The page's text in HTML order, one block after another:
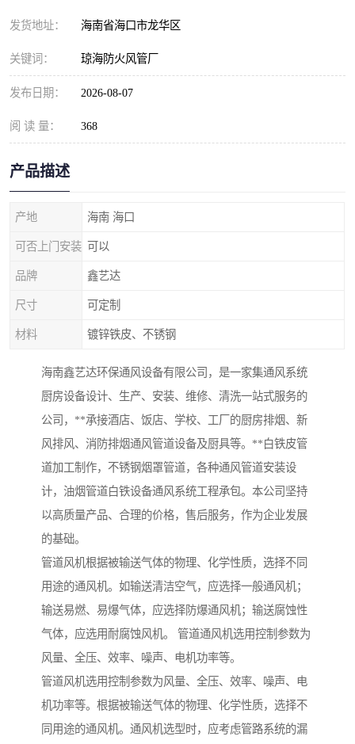
发货地址： 海南省海口市龙华区
关键词： 琼海防火风管厂
发布日期： 2026-08-07
阅 读 量： 368
产品描述
产地 海南 海口
可否上门安装 可以
品牌 鑫艺达
尺寸 可定制
材料 镀锌铁皮、不锈钢
海南鑫艺达环保通风设备有限公司，是一家集通风系统
厨房设备设计、生产、安装、维修、清洗一站式服务的
公司，**承接酒店、饭店、学校、工厂的厨房排烟、新
风排风、消防排烟通风管道设备及厨具等。**白铁皮管
道加工制作，不锈钢烟罩管道，各种通风管道安装设
计，油烟管道白铁设备通风系统工程承包。本公司坚持
以高质量产品、合理的价格，售后服务，作为企业发展
的基础。
管道风机根据被输送气体的物理、化学性质，选择不同
用途的通风机。如输送清洁空气，应选择一般通风机；
输送易燃、易爆气体，应选择防爆通风机；输送腐蚀性
气体，应选用耐腐蚀风机。 管道通风机选用控制参数为
风量、全压、效率、噪声、电机功率等。
管道风机选用控制参数为风量、全压、效率、噪声、电
机功率等。根据被输送气体的物理、化学性质，选择不
同用途的通风机。通风机选型时，应考虑管路系统的漏